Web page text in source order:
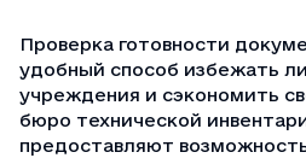
Проверка готовности
удобный способ избежать
учреждения и сэкономить
бюро технической
предоставляют